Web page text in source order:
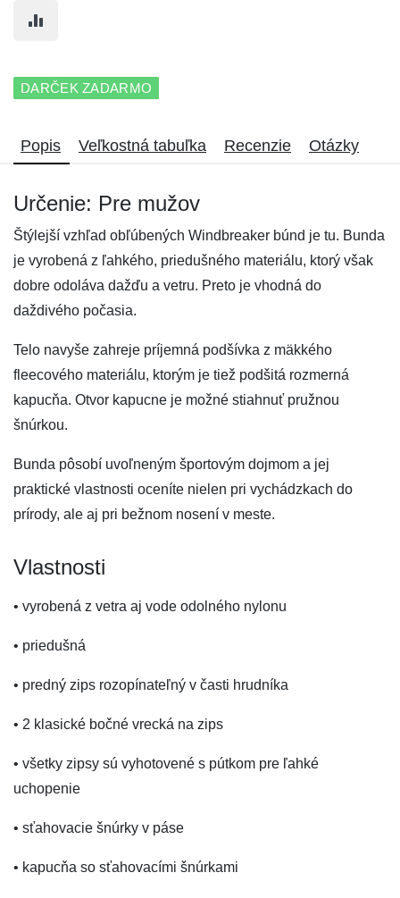
DARČEK ZADARMO
Popis Veľkostná tabuľka Recenzie Otázky
Určenie: Pre mužov
Štýlejší vzhľad obľúbených Windbreaker búnd je tu. Bunda
je vyrobená z ľahkého, priedušného materiálu, ktorý však
dobre odoláva dažďu a vetru. Preto je vhodná do
daždivého počasia.
Telo navyše zahreje príjemná podšívka z mäkkého
fleecového materiálu, ktorým je tiež podšitá rozmerná
kapucňa. Otvor kapucne je možné stiahnuť pružnou
šnúrkou.
Bunda pôsobí uvoľneným športovým dojmom a jej
praktické vlastnosti oceníte nielen pri vychádzkach do
prírody, ale aj pri bežnom nosení v meste.
Vlastnosti
• vyrobená z vetra aj vode odolného nylonu
• priedušná
• predný zips rozopínateľný v časti hrudníka
• 2 klasické bočné vrecká na zips
• všetky zipsy sú vyhotovené s pútkom pre ľahké
uchopenie
• sťahovacie šnúrky v páse
• kapucňa so sťahovacími šnúrkami